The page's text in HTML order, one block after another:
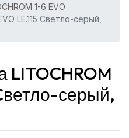
1-6 EVO
LE.115 Cветло-серый,
LITOCHROM
серый,